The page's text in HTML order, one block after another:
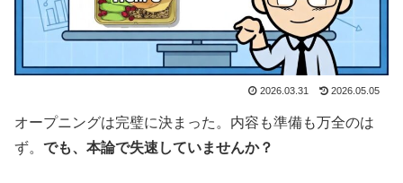
2026.03.31 2026.05.05
オープニングは完璧に決まった。内容も準備も万全のは
ず。 でも、本論で失速していませんか？